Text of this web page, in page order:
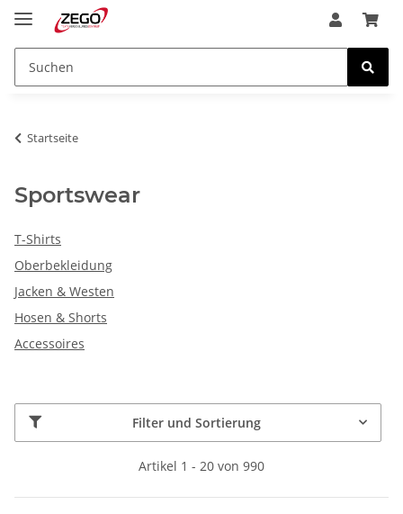
Startseite
Sportswear
T-Shirts
Oberbekleidung
Jacken & Westen
Hosen & Shorts
Accessoires
Filter und Sortierung
Artikel 1 - 20 von 990